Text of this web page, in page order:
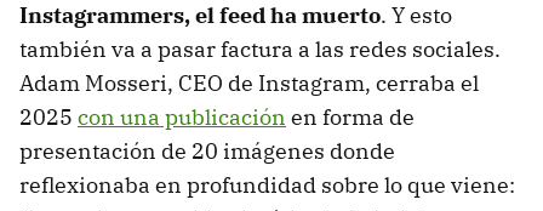
Instagrammers, el feed ha muerto. Y esto
también va a pasar factura a las redes sociales.
Adam Mosseri, CEO de Instagram, cerraba el
2025 con una publicación en forma de
presentación de 20 imágenes donde
reflexionaba en profundidad sobre lo que viene: